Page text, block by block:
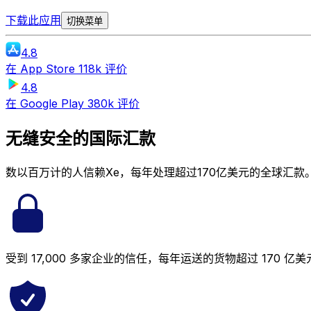
下载此应用 切换菜单
4.8
在 App Store 118k 评价
4.8
在 Google Play 380k 评价
无缝安全的国际汇款
数以百万计的人信赖Xe，每年处理超过170亿美元的全球汇款
受到 17,000 多家企业的信任，每年运送的货物超过 170 亿美